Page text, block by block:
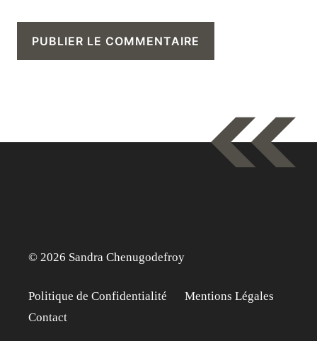
© 2026 Sandra Chenugodefroy
Politique de Confidentialité
Mentions Légales
Contact